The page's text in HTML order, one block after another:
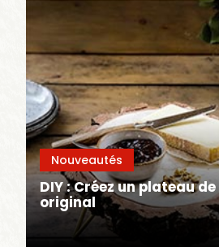
Nouveautés
DIY : Créez un plateau
original